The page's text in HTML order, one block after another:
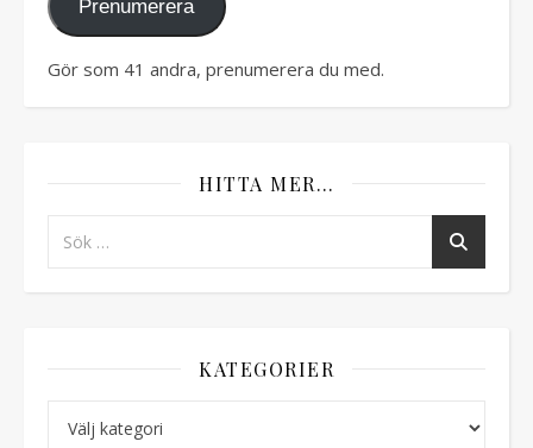
Prenumerera
Gör som 41 andra, prenumerera du med.
HITTA MER…
KATEGORIER